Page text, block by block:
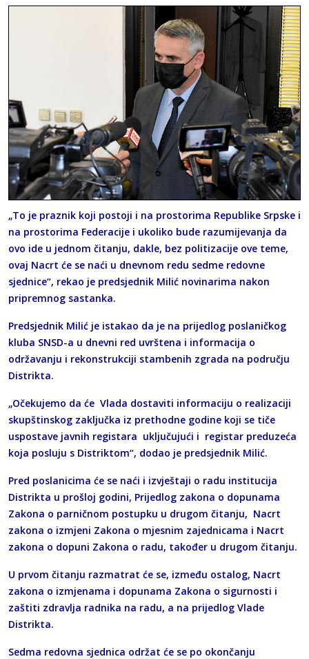
„To je praznik koji postoji i na prostorima Republike Srpske i
na prostorima Federacije i ukoliko bude razumijevanja da
ovo ide u jednom čitanju, dakle, bez politizacije ove teme,
ovaj Nacrt će se naći u dnevnom redu sedme redovne
sjednice“, rekao je predsjednik Milić novinarima nakon
pripremnog sastanka.
Predsjednik Milić je istakao da je na prijedlog poslaničkog
kluba SNSD-a u dnevni red uvrštena i informacija o
održavanju i rekonstrukciji stambenih zgrada na području
Distrikta.
„Očekujemo da će Vlada dostaviti informaciju o realizaciji
skupštinskog zaključka iz prethodne godine koji se tiče
uspostave javnih registara uključujući i registar preduzeća
koja posluju s Distriktom“, dodao je predsjednik Milić.
Pred poslanicima će se naći i izvještaji o radu institucija
Distrikta u prošloj godini, Prijedlog zakona o dopunama
Zakona o parničnom postupku u drugom čitanju, Nacrt
zakona o izmjeni Zakona o mjesnim zajednicama i Nacrt
zakona o dopuni Zakona o radu, također u drugom čitanju.
U prvom čitanju razmatrat će se, između ostalog, Nacrt
zakona o izmjenama i dopunama Zakona o sigurnosti i
zaštiti zdravlja radnika na radu, a na prijedlog Vlade
Distrikta.
Sedma redovna sjednica održat će se po okončanju